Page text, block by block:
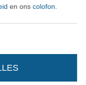
en ons colofon